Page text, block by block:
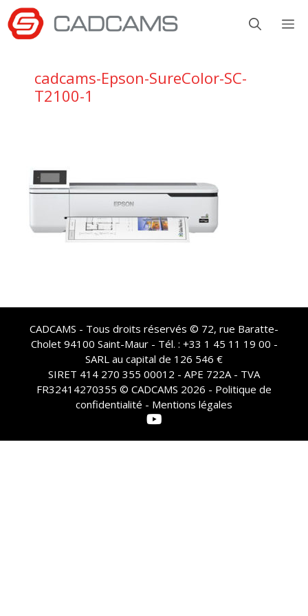
Aller
au
contenu
cadcams-Epson-SureColor-SC-
T2100-1
CADCAMS - Tous droits réservés © 72, rue Baratte-
Cholet 94100 Saint-Maur - Tél. : +33 1 45 11 19 00 -
SARL au capital de 126 546 €
SIRET 414 270 355 00012 - APE 722A - TVA
FR32414270355 © CADCAMS 2026 - Politique de
confidentialité - Mentions légales